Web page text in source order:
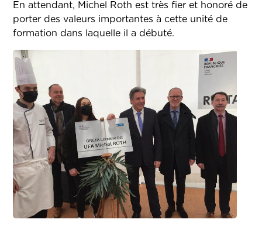
En attendant, Michel Roth est très fier et honoré de
porter des valeurs importantes à cette unité de
formation dans laquelle il a débuté.